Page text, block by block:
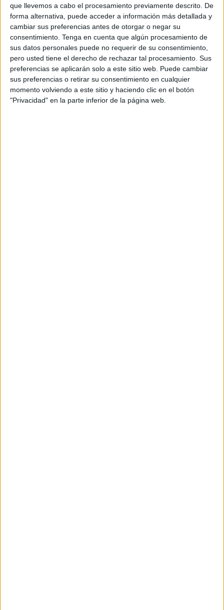
que llevemos a cabo el procesamiento previamente descrito. De
forma alternativa, puede acceder a información más detallada y
cambiar sus preferencias antes de otorgar o negar su
consentimiento. Tenga en cuenta que algún procesamiento de
sus datos personales puede no requerir de su consentimiento,
pero usted tiene el derecho de rechazar tal procesamiento. Sus
preferencias se aplicarán solo a este sitio web. Puede cambiar
sus preferencias o retirar su consentimiento en cualquier
momento volviendo a este sitio y haciendo clic en el botón
"Privacidad" en la parte inferior de la página web.
TWEET
SHARE
SHARE
ENVIAR